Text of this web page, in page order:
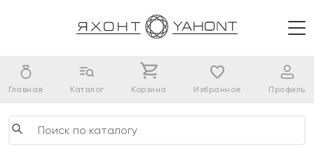
Главная Каталог Корзина Избранное Профиль